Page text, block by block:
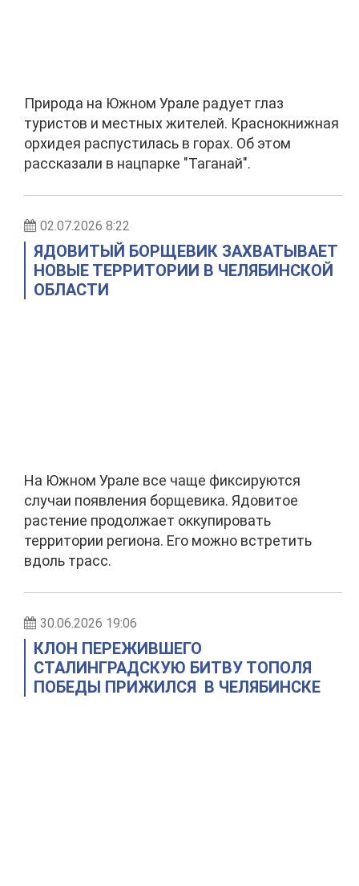
Природа на Южном Урале радует глаз
туристов и местных жителей. Краснокнижная
орхидея распустилась в горах. Об этом
рассказали в нацпарке "Таганай".
02.07.2026 8:22
ЯДОВИТЫЙ БОРЩЕВИК ЗАХВАТЫВАЕТ
НОВЫЕ ТЕРРИТОРИИ В ЧЕЛЯБИНСКОЙ
ОБЛАСТИ
На Южном Урале все чаще фиксируются
случаи появления борщевика. Ядовитое
растение продолжает оккупировать
территории региона. Его можно встретить
вдоль трасс.
30.06.2026 19:06
КЛОН ПЕРЕЖИВШЕГО
СТАЛИНГРАДСКУЮ БИТВУ ТОПОЛЯ
ПОБЕДЫ ПРИЖИЛСЯ В ЧЕЛЯБИНСКЕ